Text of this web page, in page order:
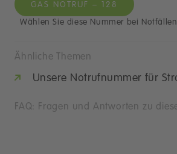
GAS NOTRUF – 128
Wählen Sie diese Nummer bei
Ähnliche Themen
Unsere Notrufnummer für
FAQ: Fragen und Antworten zu